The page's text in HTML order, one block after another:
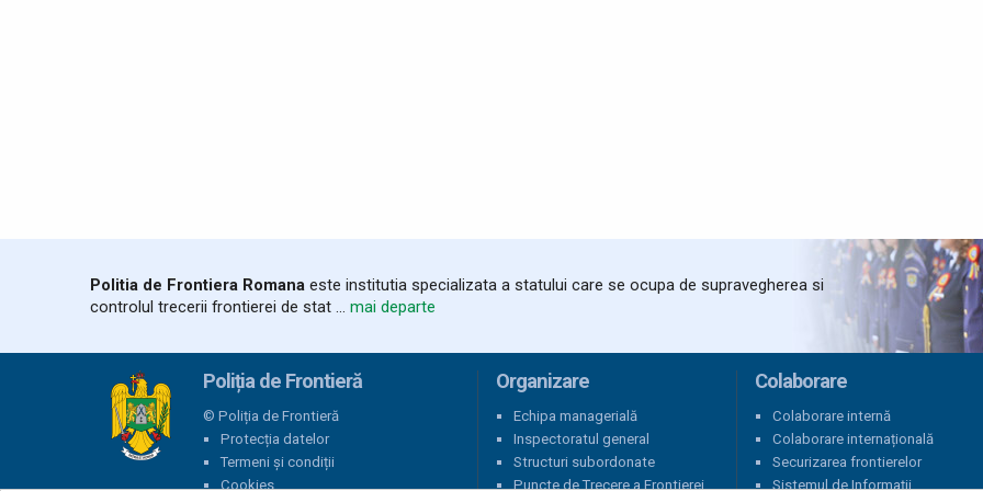
Politia de Frontiera Romana este institutia specializata a statului care se ocupa de supravegherea si
controlul trecerii frontierei de stat ... mai departe
Poliția de Frontieră
© Poliția de Frontieră
Protecția datelor
Termeni și condiții
Cookies
Organizare
Echipa managerială
Inspectoratul general
Structuri subordonate
Puncte de Trecere a Frontierei
Colaborare
Colaborare internă
Colaborare internațională
Securizarea frontierelor
Sistemul de Informații